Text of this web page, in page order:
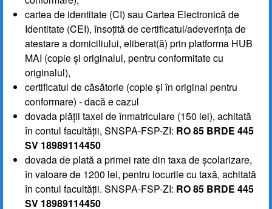
cartea de identitate (CI) sau Cartea Electronică de
Identitate (CEI), însoțită de certificatul/adeverința de
atestare a domiciliului, eliberat(ă) prin platforma HUB
MAI (copie și originalul, pentru conformitate cu
originalul),
certificatul de căsătorie (copie și în original pentru
conformare) - dacă e cazul
dovada plății taxei de înmatriculare (150 lei), achitată
în contul facultății, SNSPA-FSP-ZI: RO 85 BRDE 445
SV 18989114450
dovada de plată a primei rate din taxa de școlarizare,
în valoare de 1200 lei, pentru locurile cu taxă, achitată
în contul facultății. SNSPA-FSP-ZI: RO 85 BRDE 445
SV 18989114450